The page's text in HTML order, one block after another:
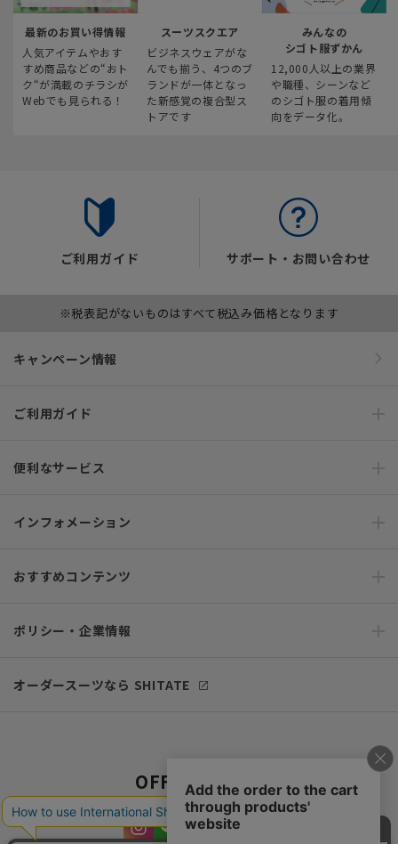
最新のお買い得情報
人気アイテムやおす
すめ商品などの“おト
ク“が満載のチラシが
Webでも見られる！
スーツスクエア
ビジネスウェアがな
んでも揃う、4つのブ
ランドが一体となっ
た新感覚の複合型ス
トアです
みんなの
シゴト服ずかん
12,000人以上の業界
や職種、シーンなど
のシゴト服の着用傾
向をデータ化。
ご利用ガイド サポート・お問い合わせ
※税表記がないものはすべて税込み価格となります
キャンペーン情報
ご利用ガイド
便利なサービス
インフォメーション
おすすめコンテンツ
ポリシー・企業情報
オーダースーツなら SHITATE
OFFICIAL SNS